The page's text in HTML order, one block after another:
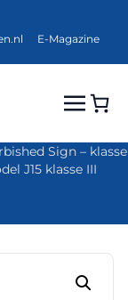
E-Magazine
Sign – klasse
J15 klasse III